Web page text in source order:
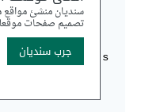
Singleton
>
< Singleton